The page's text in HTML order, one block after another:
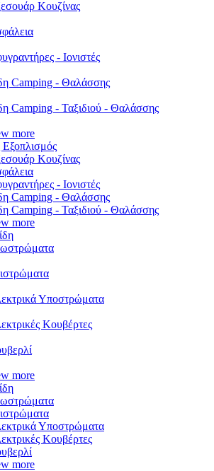
Κουζίνας
- Ιονιστές
Camping - Θαλάσσης
Camping - Ταξιδιού - Θαλάσσης
more
Εξοπλισμός
Κουζίνας
- Ιονιστές
Camping - Θαλάσσης
Camping - Ταξιδιού - Θαλάσσης
more
Υποστρώματα
Κουβέρτες
more
Υποστρώματα
Κουβέρτες
more